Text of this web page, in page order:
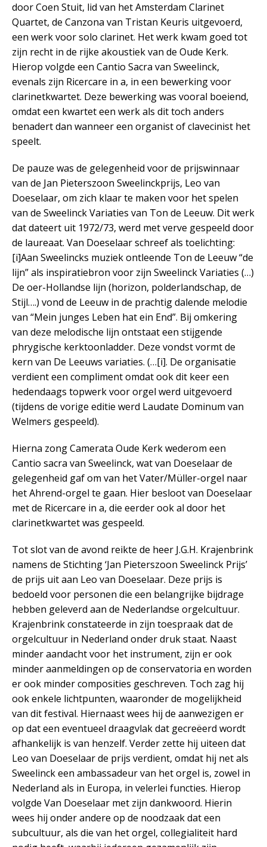
door Coen Stuit, lid van het Amsterdam Clarinet
Quartet, de Canzona van Tristan Keuris uitgevoerd,
een werk voor solo clarinet. Het werk kwam goed tot
zijn recht in de rijke akoustiek van de Oude Kerk.
Hierop volgde een Cantio Sacra van Sweelinck,
evenals zijn Ricercare in a, in een bewerking voor
clarinetkwartet. Deze bewerking was vooral boeiend,
omdat een kwartet een werk als dit toch anders
benadert dan wanneer een organist of clavecinist het
speelt.
De pauze was de gelegenheid voor de prijswinnaar
van de Jan Pieterszoon Sweelinckprijs, Leo van
Doeselaar, om zich klaar te maken voor het spelen
van de Sweelinck Variaties van Ton de Leeuw. Dit werk
dat dateert uit 1972/73, werd met verve gespeeld door
de laureaat. Van Doeselaar schreef als toelichting:
[i]Aan Sweelincks muziek ontleende Ton de Leeuw “de
lijn” als inspiratiebron voor zijn Sweelinck Variaties (…)
De oer-Hollandse lijn (horizon, polderlandschap, de
Stijl….) vond de Leeuw in de prachtig dalende melodie
van “Mein junges Leben hat ein End”. Bij omkering
van deze melodische lijn ontstaat een stijgende
phrygische kerktoonladder. Deze vondst vormt de
kern van De Leeuws variaties. (…[i]. De organisatie
verdient een compliment omdat ook dit keer een
hedendaags topwerk voor orgel werd uitgevoerd
(tijdens de vorige editie werd Laudate Dominum van
Welmers gespeeld).
Hierna zong Camerata Oude Kerk wederom een
Cantio sacra van Sweelinck, wat van Doeselaar de
gelegenheid gaf om van het Vater/Müller-orgel naar
het Ahrend-orgel te gaan. Hier besloot van Doeselaar
met de Ricercare in a, die eerder ook al door het
clarinetkwartet was gespeeld.
Tot slot van de avond reikte de heer J.G.H. Krajenbrink
namens de Stichting ‘Jan Pieterszoon Sweelinck Prijs’
de prijs uit aan Leo van Doeselaar. Deze prijs is
bedoeld voor personen die een belangrijke bijdrage
hebben geleverd aan de Nederlandse orgelcultuur.
Krajenbrink constateerde in zijn toespraak dat de
orgelcultuur in Nederland onder druk staat. Naast
minder aandacht voor het instrument, zijn er ook
minder aanmeldingen op de conservatoria en worden
er ook minder composities geschreven. Toch zag hij
ook enkele lichtpunten, waaronder de mogelijkheid
van dit festival. Hiernaast wees hij de aanwezigen er
op dat een eventueel draagvlak dat gecreëerd wordt
afhankelijk is van henzelf. Verder zette hij uiteen dat
Leo van Doeselaar de prijs verdient, omdat hij net als
Sweelinck een ambassadeur van het orgel is, zowel in
Nederland als in Europa, in velerlei functies. Hierop
volgde Van Doeselaar met zijn dankwoord. Hierin
wees hij onder andere op de noodzaak dat een
subcultuur, als die van het orgel, collegialiteit hard